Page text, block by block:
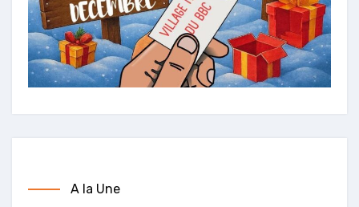
A la Une